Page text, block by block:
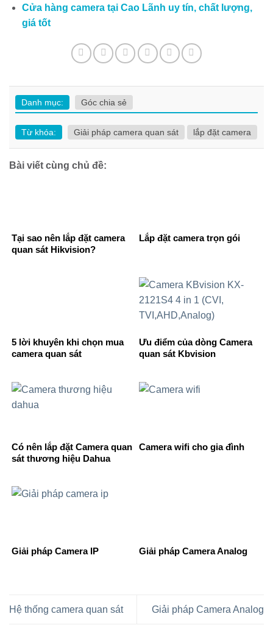
Cửa hàng camera tại Cao Lãnh uy tín, chất lượng,
giá tốt
Danh mục: Góc chia sẻ
Từ khóa: Giải pháp camera quan sát lắp đặt camera
Bài viết cùng chủ đề:
Tại sao nên lắp đặt camera
quan sát Hikvision?
Lắp đặt camera trọn gói
5 lời khuyên khi chọn mua
camera quan sát
Ưu điểm của dòng Camera
quan sát Kbvision
Có nên lắp đặt Camera quan
sát thương hiệu Dahua
Camera wifi cho gia đình
Giải pháp Camera IP Giải pháp Camera Analog
Hệ thống camera quan sát Giải pháp Camera Analog